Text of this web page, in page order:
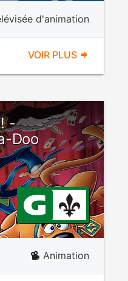
d'animation
VOIR PLUS
-
Doo
Animation